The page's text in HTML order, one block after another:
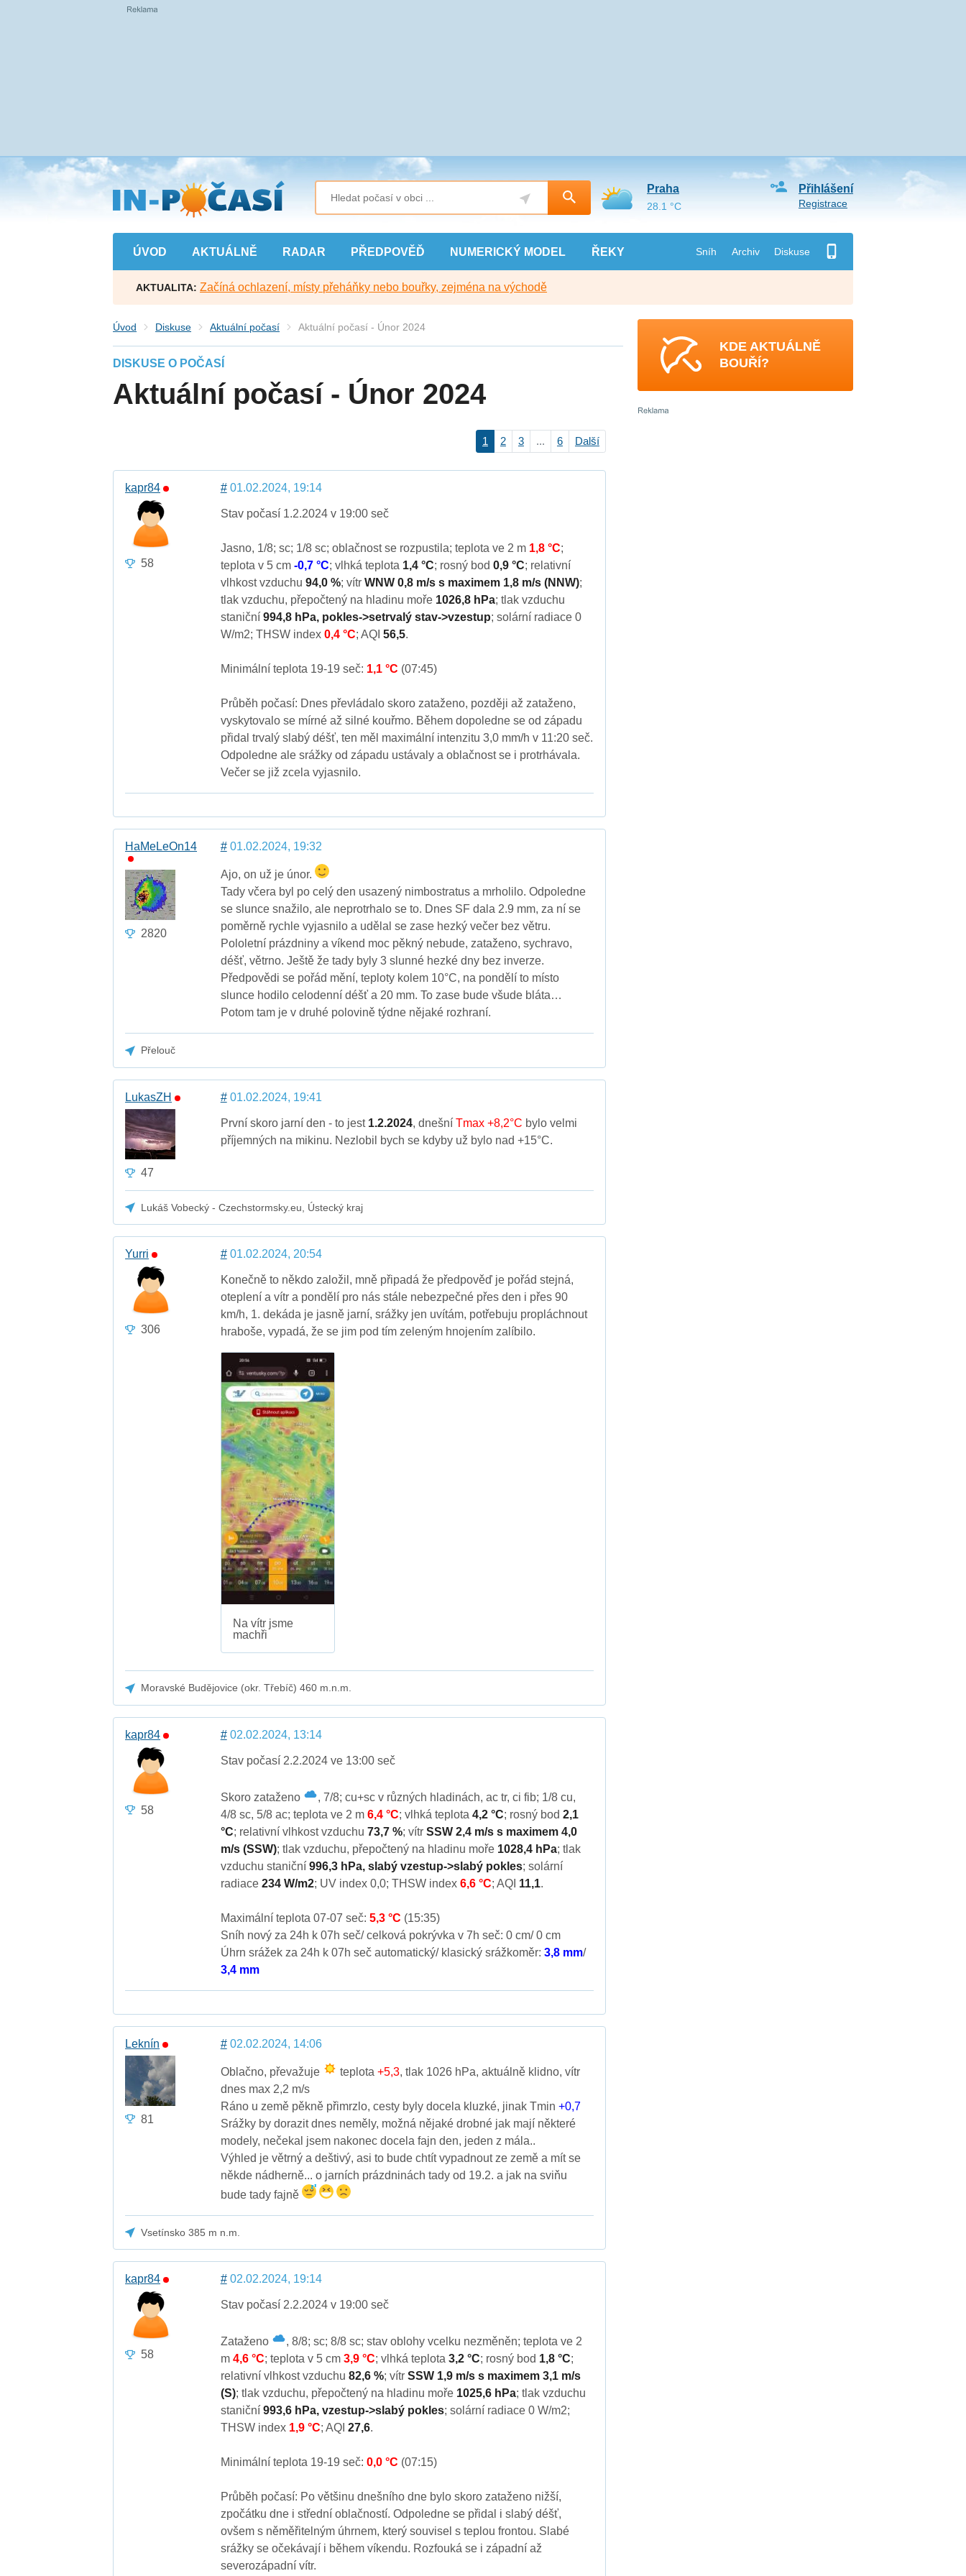
Přejít
na
hlavní
obsah
ÚVOD AKTUÁLNĚ RADAR PŘEDPOVĚĎ NUMERICKÝ MODEL ŘEKY Sníh Archiv Diskuse
Přihlášení
Registrace
Praha
28.1 °C
AKTUALITA: Začíná ochlazení, místy přeháňky nebo bouřky, zejména na východě
Úvod Diskuse Aktuální počasí Aktuální počasí - Únor 2024
DISKUSE O POČASÍ
Aktuální počasí - Únor 2024
1 2 3 ... 6 Další
kapr84
58
#01.02.2024, 19:14
Stav počasí 1.2.2024 v 19:00 seč
Jasno, 1/8; sc; 1/8 sc; oblačnost se rozpustila; teplota ve 2 m 1,8 °C;
teplota v 5 cm -0,7 °C; vlhká teplota 1,4 °C; rosný bod 0,9 °C; relativní
vlhkost vzduchu 94,0 %; vítr WNW 0,8 m/s s maximem 1,8 m/s (NNW);
tlak vzduchu, přepočtený na hladinu moře 1026,8 hPa; tlak vzduchu
staniční 994,8 hPa, pokles->setrvalý stav->vzestup; solární radiace 0
W/m2; THSW index 0,4 °C; AQI 56,5.
Minimální teplota 19-19 seč: 1,1 °C (07:45)
Průběh počasí: Dnes převládalo skoro zataženo, později až zataženo,
vyskytovalo se mírné až silné kouřmo. Během dopoledne se od západu
přidal trvalý slabý déšť, ten měl maximální intenzitu 3,0 mm/h v 11:20 seč.
Odpoledne ale srážky od západu ustávaly a oblačnost se i protrhávala.
Večer se již zcela vyjasnilo.
HaMeLeOn14
2820
#01.02.2024, 19:32
Ajo, on už je únor.
Tady včera byl po celý den usazený nimbostratus a mrholilo. Odpoledne
se slunce snažilo, ale neprotrhalo se to. Dnes SF dala 2.9 mm, za ní se
poměrně rychle vyjasnilo a udělal se zase hezký večer bez větru.
Pololetní prázdniny a víkend moc pěkný nebude, zataženo, sychravo,
déšť, větrno. Ještě že tady byly 3 slunné hezké dny bez inverze.
Předpovědi se pořád mění, teploty kolem 10°C, na pondělí to místo
slunce hodilo celodenní déšť a 20 mm. To zase bude všude bláta…
Potom tam je v druhé polovině týdne nějaké rozhraní.
Přelouč
LukasZH
47
#01.02.2024, 19:41
První skoro jarní den - to jest 1.2.2024, dnešní Tmax +8,2°C bylo velmi
příjemných na mikinu. Nezlobil bych se kdyby už bylo nad +15°C.
Lukáš Vobecký - Czechstormsky.eu, Ústecký kraj
Yurri
306
#01.02.2024, 20:54
Konečně to někdo založil, mně připadá že předpověď je pořád stejná,
oteplení a vítr a pondělí pro nás stále nebezpečné přes den i přes 90
km/h, 1. dekáda je jasně jarní, srážky jen uvítám, potřebuju propláchnout
hraboše, vypadá, že se jim pod tím zeleným hnojením zalíbilo.
Na vítr jsme
machři
Moravské Budějovice (okr. Třebíč) 460 m.n.m.
kapr84
58
#02.02.2024, 13:14
Stav počasí 2.2.2024 ve 13:00 seč
Skoro zataženo
, 7/8; cu+sc v různých hladinách, ac tr, ci fib; 1/8 cu,
4/8 sc, 5/8 ac; teplota ve 2 m 6,4 °C; vlhká teplota 4,2 °C; rosný bod 2,1
°C; relativní vlhkost vzduchu 73,7 %; vítr SSW 2,4 m/s s maximem 4,0
m/s (SSW); tlak vzduchu, přepočtený na hladinu moře 1028,4 hPa; tlak
vzduchu staniční 996,3 hPa, slabý vzestup->slabý pokles; solární
radiace 234 W/m2; UV index 0,0; THSW index 6,6 °C; AQI 11,1.
Maximální teplota 07-07 seč: 5,3 °C (15:35)
Sníh nový za 24h k 07h seč/ celková pokrývka v 7h seč: 0 cm/ 0 cm
Úhrn srážek za 24h k 07h seč automatický/ klasický srážkoměr: 3,8 mm/
3,4 mm
Leknín
81
#02.02.2024, 14:06
Oblačno, převažuje teplota +5,3, tlak 1026 hPa, aktuálně klidno, vítr
dnes max 2,2 m/s
Ráno u země pěkně přimrzlo, cesty byly docela kluzké, jinak Tmin +0,7
Srážky by dorazit dnes neměly, možná nějaké drobné jak mají některé
modely, nečekal jsem nakonec docela fajn den, jeden z mála..
Výhled je větrný a deštivý, asi to bude chtít vypadnout ze země a mít se
někde nádherně... o jarních prázdninách tady od 19.2. a jak na sviňu
bude tady fajně
Vsetínsko 385 m n.m.
kapr84
58
#02.02.2024, 19:14
Stav počasí 2.2.2024 v 19:00 seč
Zataženo
, 8/8; sc; 8/8 sc; stav oblohy vcelku nezměněn; teplota ve 2
m 4,6 °C; teplota v 5 cm 3,9 °C; vlhká teplota 3,2 °C; rosný bod 1,8 °C;
relativní vlhkost vzduchu 82,6 %; vítr SSW 1,9 m/s s maximem 3,1 m/s
(S); tlak vzduchu, přepočtený na hladinu moře 1025,6 hPa; tlak vzduchu
staniční 993,6 hPa, vzestup->slabý pokles; solární radiace 0 W/m2;
THSW index 1,9 °C; AQI 27,6.
Minimální teplota 19-19 seč: 0,0 °C (07:15)
Průběh počasí: Po většinu dnešního dne bylo skoro zataženo nižší,
zpočátku dne i střední oblačností. Odpoledne se přidal i slabý déšť,
ovšem s něměřitelným úhrnem, který souvisel s teplou frontou. Slabé
srážky se očekávají i během víkendu. Rozfouká se i západní až
severozápadní vítr.
KDE AKTUÁLNĚ
BOUŘÍ?